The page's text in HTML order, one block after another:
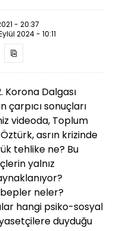
- 20:37
2024 - 10:11
Korona Dalgası
çarpıcı sonuçları
videoda, Toplum
asrın krizinde
tehlike ne? Bu
yalnız
neler?
hangi psiko-sosyal
duyduğu